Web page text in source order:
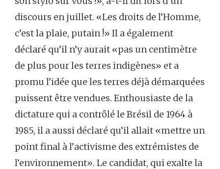
discours en juillet. «Les droits de l’Homme,
c’est la plaie, putain !» Il a également
déclaré qu’il n’y aurait «pas un centimètre
de plus pour les terres indigènes» et a
promu l’idée que les terres déjà démarquées
puissent être vendues. Enthousiaste de la
dictature qui a contrôlé le Brésil de 1964 à
1985, il a aussi déclaré qu’il allait «mettre un
point final à l’activisme des extrémistes de
l’environnement». Le candidat, qui exalte la